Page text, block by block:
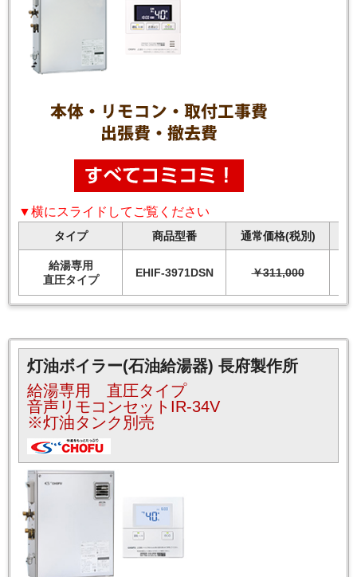
▼横にスライドしてご覧ください
タイプ 商品型番 通常価格(税別)
給湯専用
直圧タイプ
EHIF-3971DSN ￥311,000
灯油ボイラー(石油給湯器) 長府製作所
給湯専用 直圧タイプ
音声リモコンセットIR-34V
※灯油タンク別売